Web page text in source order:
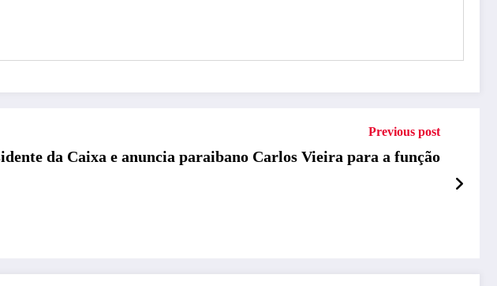
Previous post
da Caixa e anuncia paraibano Carlos Vieira para a função